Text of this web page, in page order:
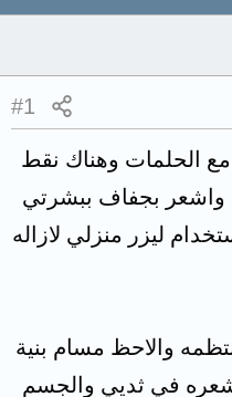
#1
الحلمات وهناك نقط
واشعر بجفاف ببشرتي
ليزر منزلي لازاله
والاحظ مسام بنية
في ثديي والجسم